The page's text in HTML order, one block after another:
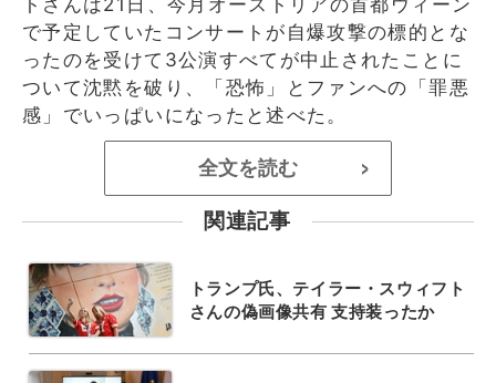
で予定していたコンサートが自爆攻撃の標的とな
ったのを受けて3公演すべてが中止されたことに
ついて沈黙を破り、「恐怖」とファンへの「罪悪
感」でいっぱいになったと述べた。
全文を読む >
関連記事
トランプ氏、テイラー・スウィフト
さんの偽画像共有 支持装ったか